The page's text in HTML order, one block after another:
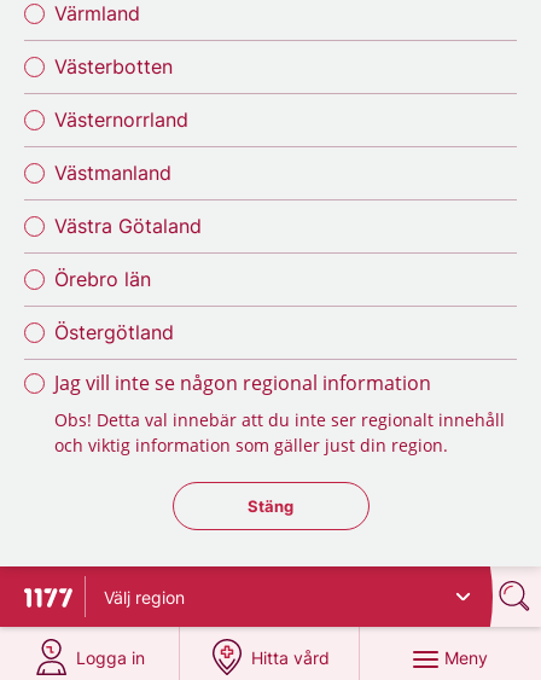
Värmland
Västerbotten
Västernorrland
Västmanland
Västra Götaland
Örebro län
Östergötland
Jag vill inte se någon regional information
Obs! Detta val innebär att du inte ser regionalt innehåll
och viktig information som gäller just din region.
Stäng regionsväljaren
Stäng
Till startsidan för 1177
Välj region
Logga in
på 1177.se
Hitta vård
på 1177.se
Meny